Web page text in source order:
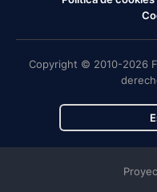
Copyright © 2010-2026